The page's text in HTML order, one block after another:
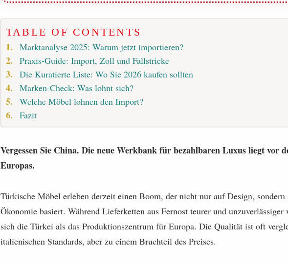
TABLE OF CONTENTS
Marktanalyse 2025: Warum jetzt importieren?
Praxis-Guide: Import, Zoll und Fallstricke
Die Kuratierte Liste: Wo Sie 2026 kaufen sollten
Marken-Check: Was lohnt sich?
Welche Möbel lohnen den Import?
Fazit
Vergessen Sie China. Die neue Werkbank für bezahlbaren Luxus liegt vor
Europas.
Türkische Möbel erleben derzeit einen Boom, der nicht nur auf Design, sondern
Ökonomie basiert. Während Lieferketten aus Fernost teurer und
sich die Türkei als das Produktionszentrum für Europa. Die Qualität ist oft
italienischen Standards, aber zu einem Bruchteil des Preises.